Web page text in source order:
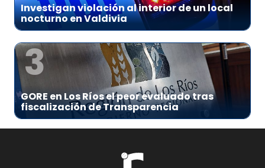
Investigan violación al interior de un local
nocturno en Valdivia
3
GORE en Los Ríos el peor evaluado tras
fiscalización de Transparencia